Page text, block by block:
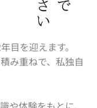
目を迎えます。
み重ねで、私独自